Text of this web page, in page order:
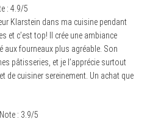
: 4.9/5
Klarstein dans ma cuisine pendant
et c’est top! Il crée une ambiance
aux fourneaux plus agréable. Son
pâtisseries, et je l’apprécie surtout
de cuisiner sereinement. Un achat que
Note : 3.9/5